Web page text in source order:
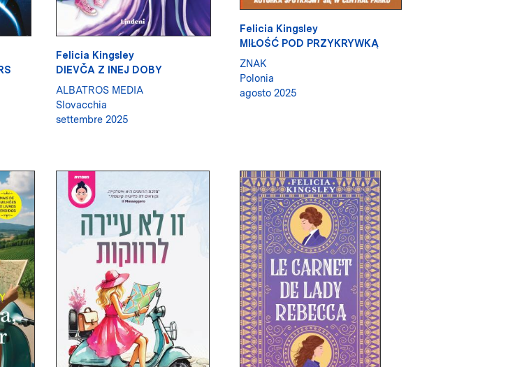
Felicia Kingsley
DIEVČA Z INEJ DOBY
ALBATROS MEDIA
Slovacchia
settembre 2025
Felicia Kingsley
MIŁOŚĆ POD PRZYKRYWKĄ
ZNAK
Polonia
agosto 2025